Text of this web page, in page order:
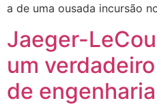
a de uma ousada incursão
Jaeger-
um
de engenharia